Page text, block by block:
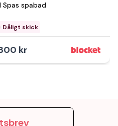
Spas spabad
Dåligt skick
kr